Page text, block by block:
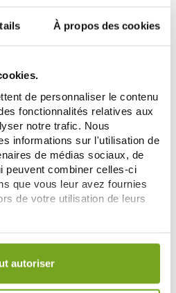
À propos des cookies
de personnaliser le contenu
fonctionnalités relatives aux
notre trafic. Nous
informations sur l'utilisation de
de médias sociaux, de
peuvent combiner celles-ci
que vous leur avez fournies
de votre utilisation de leurs
est conservé pendant une
autoriser
EUCERIN
EUCERIN UREA REPAIR PLUS
AJOUTER AU PANIER